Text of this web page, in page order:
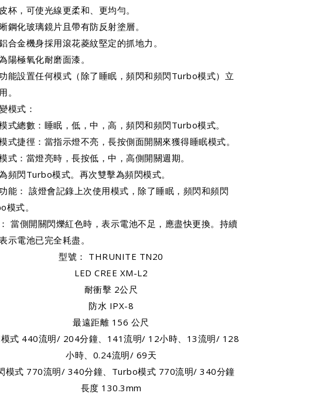
杯，可使光線更柔和、更均勻。
鋼化玻璃鏡片且帶有防反射塗層。
合金機身採用滾花菱紋堅定的抓地力。
陽極氧化耐磨面漆。
能設置任何模式（除了睡眠，頻閃和頻閃Turbo模式）立
。
模式：
式總數：睡眠，低，中，高，頻閃和頻閃Turbo模式。
式捷徑：當指示燈不亮，長按側面開關來獲得睡眠模式。
式：當燈亮時，長按低，中，高側開關週期。
頻閃Turbo模式。再次雙擊為頻閃模式。
能： 該燈會記錄上次使用模式，除了睡眠，頻閃和頻閃
模式。
當側開關閃爍紅色時，表示電池不足，應盡快更換。持續
示電池已完全耗盡。
型號： THRUNITE TN20
LED CREE XM-L2
耐衝擊 2公尺
防水 IPX-8
最遠距離 156 公尺
模式 440流明/ 204分鐘、141流明/ 12小時、13流明/ 128
小時、0.24流明/ 69天
模式 770流明/ 340分鐘、Turbo模式 770流明/ 340分鐘
長度 130.3mm